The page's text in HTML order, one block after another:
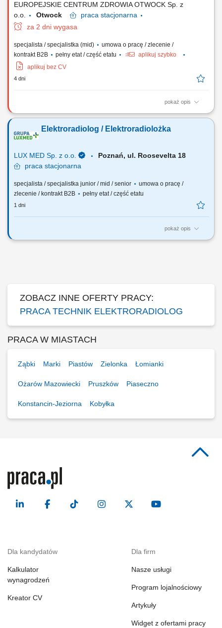
EUROPEJSKIE CENTRUM ZDROWIA OTWOCK Sp. z
o.o.
Otwock praca stacjonarna
za 2 dni wygasa
specjalista / specjalistka (mid)
umowa o pracę / zlecenie /
kontrakt B2B
pełny etat / część etatu
aplikuj szybko
aplikuj bez CV
4 dni
pokaż opis
Miejsce pracy: Pracownia Hemodynamiki Oddział Kardiologii Otwock
Elektroradiolog / Elektroradiolożka
LUX MED Sp. z o.o.
Poznań, ul. Roosevelta 18
praca stacjonarna
specjalista / specjalistka junior / mid / senior
umowa o pracę /
zlecenie / kontrakt B2B
pełny etat / część etatu
1 dni
pokaż opis
Oczekiwania wobec Ciebie: wykształcenie min. średnie, ukończone
ZOBACZ INNE OFERTY PRACY:
PRACA TECHNIK ELEKTRORADIOLOG
PRACA W MIASTACH
Ząbki Marki Piastów Zielonka Łomianki
Ożarów Mazowiecki Pruszków Piaseczno
Konstancin-Jeziorna Kobyłka
Dla kandydatów
Kalkulator
wynagrodzeń
Kreator CV
Dla firm
Nasze usługi
Program lojalnościowy
Artykuły
Widget z ofertami pracy